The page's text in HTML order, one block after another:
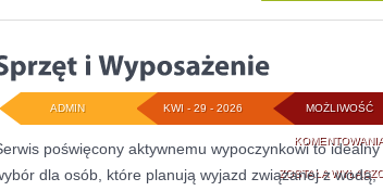
MOŻLIWOŚĆ
ZOSTAŁA
KWI - 29 - 2026
ADMIN
poświęcony aktywnemu wypoczynkowi to idealny
dla osób, które planują wyjazd związanej z wodą,